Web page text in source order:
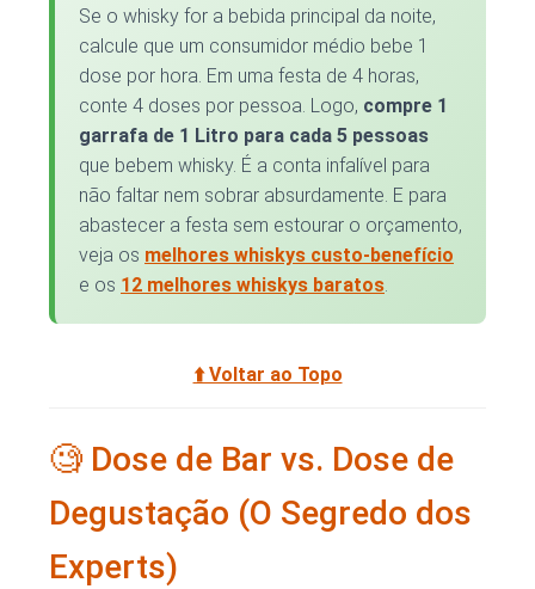
Se o whisky for a bebida principal da noite,
calcule que um consumidor médio bebe 1
dose por hora. Em uma festa de 4 horas,
conte 4 doses por pessoa. Logo, compre 1
garrafa de 1 Litro para cada 5 pessoas
que bebem whisky. É a conta infalível para
não faltar nem sobrar absurdamente. E para
abastecer a festa sem estourar o orçamento,
veja os melhores whiskys custo-benefício
e os 12 melhores whiskys baratos.
⬆️ Voltar ao Topo
🧐 Dose de Bar vs. Dose de
Degustação (O Segredo dos
Experts)